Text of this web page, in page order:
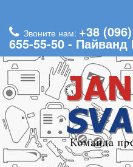
Звоните нам: +38
655-55-50 - Пайванд